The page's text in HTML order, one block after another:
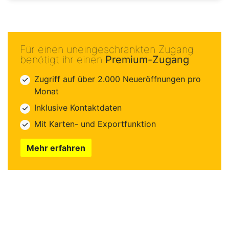
Für einen uneingeschränkten Zugang
benötigt ihr einen Premium-Zugang
Zugriff auf über 2.000 Neueröffnungen pro
Monat
Inklusive Kontaktdaten
Mit Karten- und Exportfunktion
Mehr erfahren